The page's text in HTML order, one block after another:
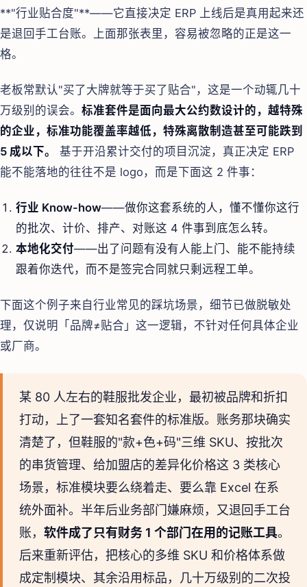
**"行业贴合度"**——它直接决定 ERP 上线后是真用起来还
是退回手工台账。上面那张表里，容易被忽略的正是这一
格。
老板常默认"买了大牌就等于买了贴合"，这是一个动辄几十
万级别的误会。 标准套件是面向最大公约数设计的，越特殊
的企业，标准功能覆盖率越低，特殊离散制造甚至可能跌到
5 成以下。
基于开沿累计交付的项目沉淀，真正决定 ERP
能不能落地的往往不是 logo，而是下面这 2 件事：
行业 Know-how——做你这套系统的人，懂不懂你这行
的批次、计价、排产、对账这 4 件事到底怎么转。
本地化交付——出了问题有没有人能上门、能不能持续
跟着你迭代，而不是签完合同就只剩远程工单。
下面这个例子来自行业常见的踩坑场景，细节已做脱敏处
理，仅说明「品牌≠贴合」这一逻辑，不针对任何具体企业
或厂商。
某 80 人左右的鞋服批发企业，最初被品牌和折扣
打动，上了一套知名套件的标准版。账务那块确实
清楚了，但鞋服的"款+色+码"三维 SKU、按批次
的串货管理、给加盟店的差异化价格这 3 类核心
场景，标准模块要么绕着走、要么靠 Excel 在系
统外面补。半年后业务部门嫌麻烦，又退回手工台
账， 软件成了只有财务 1 个部门在用的记账工具。
后来重新评估，把核心的多维 SKU 和价格体系做
成定制模块、其余沿用标品，几十万级别的二次投